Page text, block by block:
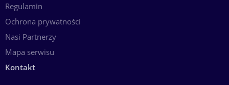
Regulamin
Ochrona prywatności
Nasi Partnerzy
Mapa serwisu
Kontakt